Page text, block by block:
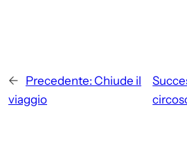
← Precedente: Chiude il
viaggio